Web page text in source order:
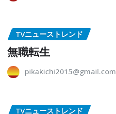
TVニューストレンド
無職転生
pikakichi2015@gmail.com
TVニューストレンド